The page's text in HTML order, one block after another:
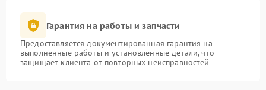
Гарантия на работы и запчасти
Предоставляется документированная гарантия на
выполненные работы и установленные детали, что
защищает клиента от повторных неисправностей